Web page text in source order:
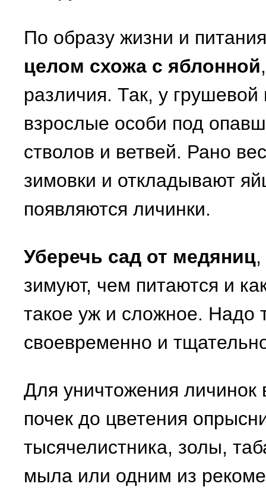
По образу жизни и
целом схожа с яблонной
различия. Так, у
взрослые особи под
стволов и ветвей. Рано
зимовки и откладывают
появляются личинки.
Уберечь сад от медяниц
зимуют, чем питаются и
такое уж и сложное. Надо
своевременно и
Для уничтожения личинок
почек до цветения
тысячелистника, золы,
мыла или одним из